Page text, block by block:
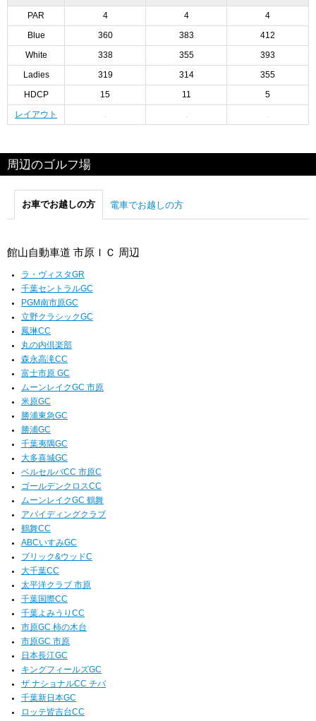
PAR 4 4 4
Blue 360 383 412
White 338 355 393
Ladies 319 314 355
HDCP 15 11 5
レイアウト
周辺のゴルフ場
お車でお越しの方 電車でお越しの方
館山自動車道 市原ＩＣ 周辺
ラ・ヴィスタGR
千葉セントラルGC
PGM南市原GC
立野クラシックGC
鳳琳CC
丸の内倶楽部
森永高滝CC
富士市原 GC
ムーンレイクGC 市原
米原GC
勝浦東急GC
勝浦GC
千葉夷隅GC
大多喜城GC
ベルセルバCC 市原C
ゴールデンクロスCC
ムーンレイクGC 鶴舞
アバイディングクラブ
鶴舞CC
ABCいすみGC
ブリック&ウッドC
大千葉CC
太平洋クラブ 市原
千葉国際CC
千葉よみうりCC
市原GC 柿の木台
市原GC 市原
日本長江GC
キングフィールズGC
ザ ナショナルCC チバ
千葉新日本GC
ロッテ皆吉台CC